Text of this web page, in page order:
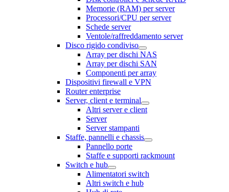
Memorie (RAM) per server
Processori/CPU per server
Schede server
Ventole/raffreddamento server
Disco rigido condiviso
Array per dischi NAS
Array per dischi SAN
Componenti per array
Dispositivi firewall e VPN
Router enterprise
Server, client e terminal
Altri server e client
Server
Server stampanti
Staffe, pannelli e chassis
Pannello porte
Staffe e supporti rackmount
Switch e hub
Alimentatori switch
Altri switch e hub